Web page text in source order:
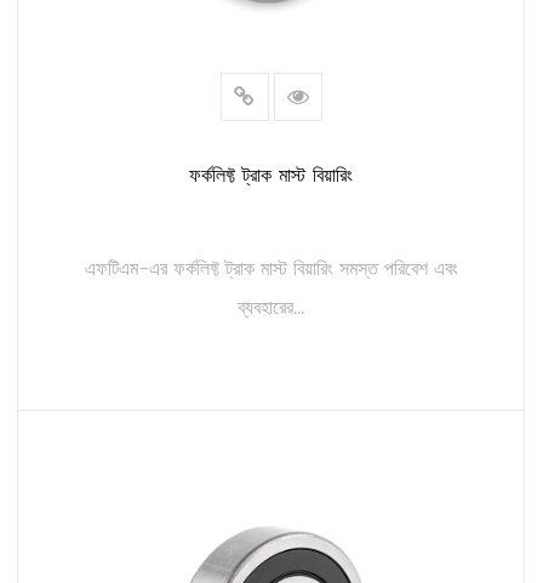
ফর্কলিফ্ট ট্রাক মাস্ট বিয়ারিং
এফটিএম-এর ফর্কলিফ্ট ট্রাক মাস্ট বিয়ারিং সমস্ত পরিবেশ এবং
ব্যবহারের...